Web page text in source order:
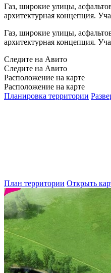
Газ, широкие улицы,
архитектурная концепция.
Газ, широкие улицы,
архитектурная концепция.
Следите на Авито
Следите на Авито
Расположение на карте
Расположение на карте
Планировка территории
План территории Открыть